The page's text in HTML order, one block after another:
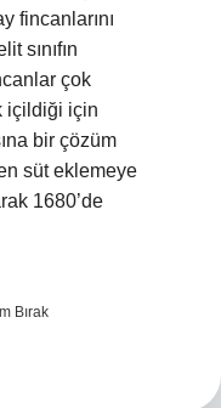
fincanlarını
sınıfın
çok
içildiği için
bir çözüm
süt eklemeye
1680’de
Bırak